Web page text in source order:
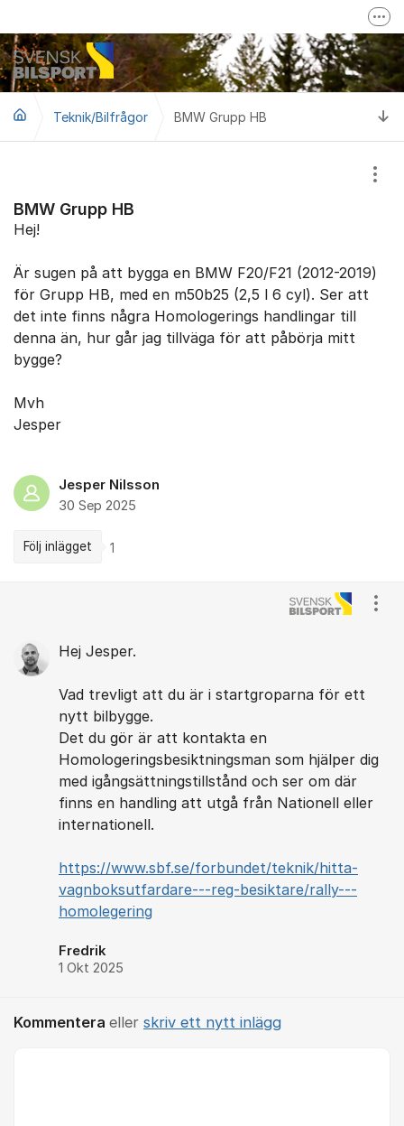
Mer om Svensk Bilsport
Svensk Bilsport på Facebook
LoTs - Tävling/Licensverktyg
Teknik/Bilfrågor BMW Grupp HB
BMW Grupp HB
Hej!
Är sugen på att bygga en BMW F20/F21 (2012-2019)
för Grupp HB, med en m50b25 (2,5 l 6 cyl). Ser att
det inte finns några Homologerings handlingar till
denna än, hur går jag tillväga för att påbörja mitt
bygge?
Mvh
Jesper
Jesper Nilsson
30 Sep 2025
Följ inlägget 1
Hej Jesper.
Vad trevligt att du är i startgroparna för ett
nytt bilbygge.
Det du gör är att kontakta en
Homologeringsbesiktningsman som hjälper dig
med igångsättningstillstånd och ser om där
finns en handling att utgå från Nationell eller
internationell.
https://www.sbf.se/forbundet/teknik/hitta-
vagnboksutfardare---reg-besiktare/rally---
homolegering
Fredrik
1 Okt 2025
Kommentera eller skriv ett nytt inlägg